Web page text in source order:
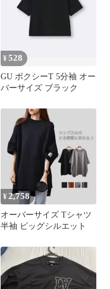
¥528
GU ボクシーT 5分袖 オー
バーサイズ ブラック
¥2,758
オーバーサイズ Tシャツ
半袖 ビッグシルエット